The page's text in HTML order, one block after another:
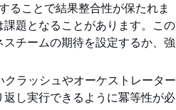
ることで結果整合性が保たれま
題となることがあります。この
チームの期待を設定するか、強
ラッシュやオーケストレーター
し実行できるように冪等性が必